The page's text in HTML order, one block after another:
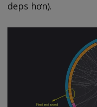
deps hơn).